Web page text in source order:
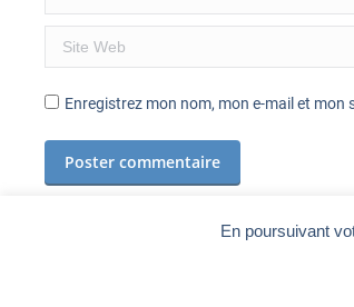
Site Web
Enregistrez mon nom, mon e-mail et
Poster commentaire
En poursuivant